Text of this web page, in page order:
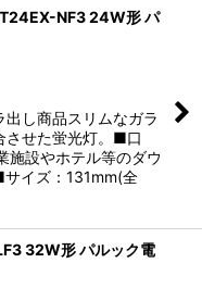
NF3 24W形 パ
し商品スリムなガラ
させた蛍光灯。■口
設やホテル等のダウ
イズ：131mm(全
32W形 パルック電